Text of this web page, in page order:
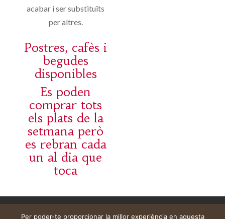
acabar i ser substituïts
per altres.
Postres, cafès i
begudes
disponibles
Es poden
comprar tots
els plats de la
setmana però
es rebran cada
un al dia que
toca
Per poder-te proporcionar la millor experiència en aquesta